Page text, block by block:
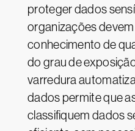
proteger dados
organizações
conhecimento de
do grau de
varredura
dados permite que
classifiquem dados